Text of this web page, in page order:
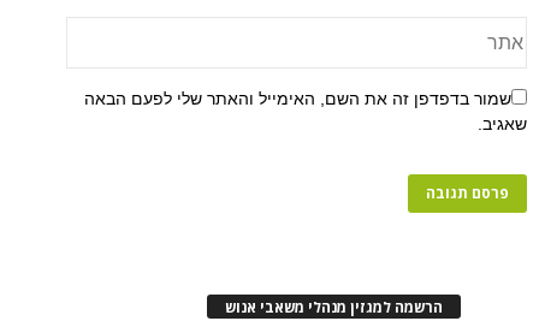
שמור בדפדפן זה את השם, האימייל והאתר שלי לפעם הבאה
שאגיב.
הרשמה למגזין מנהלי משאבי אנוש